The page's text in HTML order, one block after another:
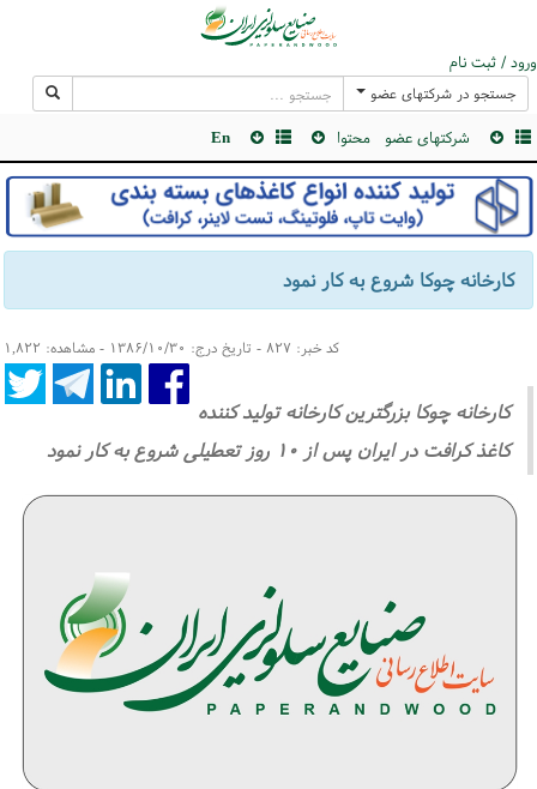
ورود / ثبت نام
جستجو در شرکتهای عضو
شرکتهای عضو محتوا En
كارخانه چوكا شروع به كار نمود
کد خبر: ۸۲۷ - تاریخ درج: ۱۳۸۶/۱۰/۳۰ - مشاهده: ۱,۸۲۲
كارخانه چوكا بزرگترین كارخانه تولید كننده
كاغذ كرافت در ایران پس از ۱۰ روز تعطیلی شروع به كار نمود